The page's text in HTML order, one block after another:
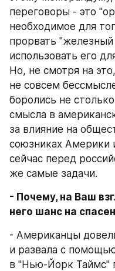
переговоры - это
необходимое для
прорвать
использовать его
Но, не смотря на
не совсем
боролись не
смысла в
за влияние на
союзниках Америки
сейчас перед
же самые задачи.
- Почему, на Ваш
него шанс на
- Американцы
и развала с
в "Нью-Йорк Таймс"